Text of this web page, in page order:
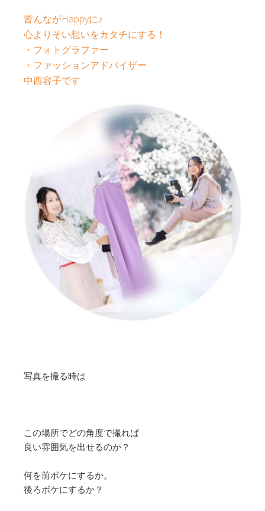
皆んながHappyに♪
心よりそい想いをカタチにする！
・フォトグラファー
・ファッションアドバイザー
中西容子です
写真を撮る時は
この場所でどの角度で撮れば
良い雰囲気を出せるのか？
何を前ボケにするか。
後ろボケにするか？